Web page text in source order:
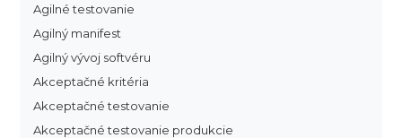
Agilné testovanie
Agilný manifest
Agilný vývoj softvéru
Akceptačné kritéria
Akceptačné testovanie
Akceptačné testovanie produkcie